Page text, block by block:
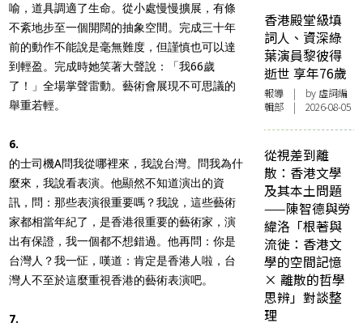
喻，道具調適了生命。從小處慢慢擴展，有條
不紊地步至一個開闊的抽象空間。完成三十年
前的動作不能說是毫無難度，但謹慎也可以達
到輕盈。完成時她笑著大聲說：「我66歲
了！」全場掌聲雷動。藝術會展現不可思議的
舉重若輕。
6.
的士司機A問我從哪裡來，我說台灣。問我為什
麼來，我說看表演。他顯然不知道演出的資
訊，問：那些表演很重要嗎？我說，這些藝術
家都相當年紀了，是香港很重要的藝術家，演
出有保證，我一個都不想錯過。他再問：你是
台灣人？我一怔，嘆道：肯定是香港人啦，台
灣人不至於這麼重視香港的藝術表演吧。
7.
香港殿堂級填
詞人、資深綠
葉演員黎彼得
逝世 享年76歲
報導 | by 虛詞編
輯部 | 2026-08-05
從視差到離
散：香港文學
及其本土問題
——陳智德與勞
緯洛「根著與
流徙：香港文
學的空間記憶
× 離散的哲學
思辨」對談整
理